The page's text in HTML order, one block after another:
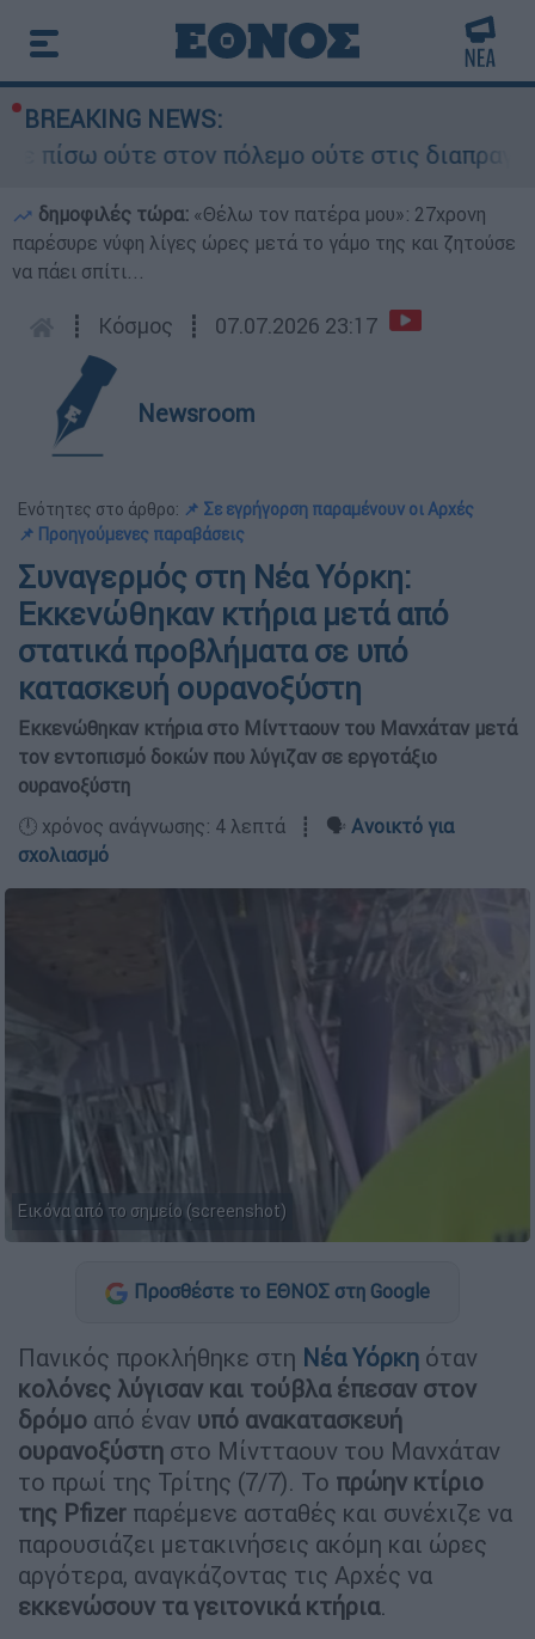
BREAKING NEWS:
στον πόλεμο ούτε στις
δημοφιλές τώρα: «Θέλω τον πατέρα μου»: 27χρονη
παρέσυρε νύφη λίγες ώρες μετά το γάμο της και ζητούσε
να πάει σπίτι...
┋ Κόσμος ┋ 07.07.2026 23:17
Newsroom
Ενότητες στο άρθρο: 📌 Σε εγρήγορση παραμένουν οι Αρχές
📌 Προηγούμενες παραβάσεις
Συναγερμός στη Νέα Υόρκη:
Εκκενώθηκαν κτήρια μετά από
στατικά προβλήματα σε υπό
κατασκευή ουρανοξύστη
Εκκενώθηκαν κτήρια στο Μίντταουν του Μανχάταν μετά
τον εντοπισμό δοκών που λύγιζαν σε εργοτάξιο
ουρανοξύστη
🕛 χρόνος ανάγνωσης: 4 λεπτά ┋ 🗣️ Ανοικτό για
σχολιασμό
Εικόνα από το σημείο (screenshot)
Προσθέστε το ΕΘΝΟΣ στη Google
Πανικός προκλήθηκε στη Νέα Υόρκη όταν
κολόνες λύγισαν και τούβλα έπεσαν στον
δρόμο από έναν υπό ανακατασκευή
ουρανοξύστη στο Μίντταουν του Μανχάταν
το πρωί της Τρίτης (7/7). Το πρώην κτίριο
της Pfizer παρέμενε ασταθές και συνέχιζε να
παρουσιάζει μετακινήσεις ακόμη και ώρες
αργότερα, αναγκάζοντας τις Αρχές να
εκκενώσουν τα γειτονικά κτήρια.